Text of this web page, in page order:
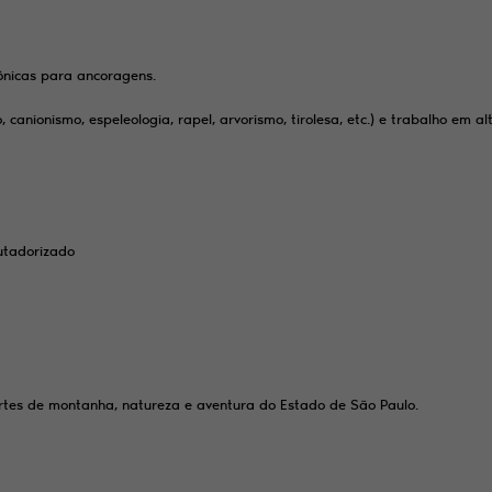
para ancoragens.
espeleologia, rapel, arvorismo, tirolesa, etc.) e trabalho em
de montanha, natureza e aventura do Estado de São Paulo.